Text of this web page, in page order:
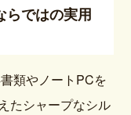
らではの実用
類やノートPCを
たシャープなシル